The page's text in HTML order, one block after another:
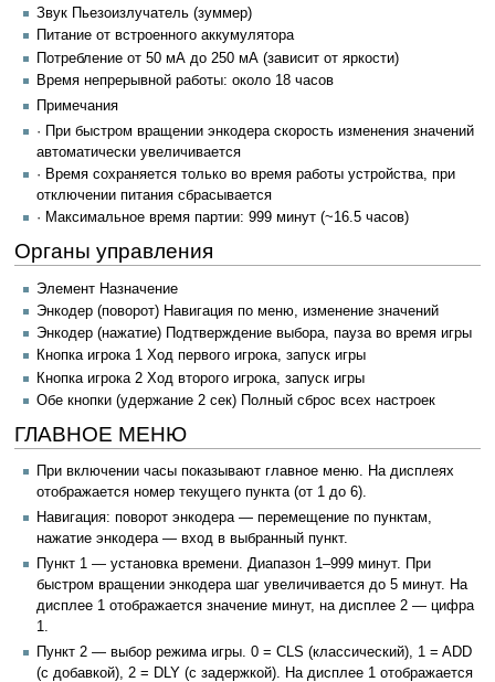
Звук Пьезоизлучатель (зуммер)
Питание от встроенного аккумулятора
Потребление от 50 мА до 250 мА (зависит от яркости)
Время непрерывной работы: около 18 часов
Примечания
· При быстром вращении энкодера скорость изменения значений
автоматически увеличивается
· Время сохраняется только во время работы устройства, при
отключении питания сбрасывается
· Максимальное время партии: 999 минут (~16.5 часов)
Органы управления
Элемент Назначение
Энкодер (поворот) Навигация по меню, изменение значений
Энкодер (нажатие) Подтверждение выбора, пауза во время игры
Кнопка игрока 1 Ход первого игрока, запуск игры
Кнопка игрока 2 Ход второго игрока, запуск игры
Обе кнопки (удержание 2 сек) Полный сброс всех настроек
ГЛАВНОЕ МЕНЮ
При включении часы показывают главное меню. На дисплеях
отображается номер текущего пункта (от 1 до 6).
Навигация: поворот энкодера — перемещение по пунктам,
нажатие энкодера — вход в выбранный пункт.
Пункт 1 — установка времени. Диапазон 1–999 минут. При
быстром вращении энкодера шаг увеличивается до 5 минут. На
дисплее 1 отображается значение минут, на дисплее 2 — цифра
1.
Пункт 2 — выбор режима игры. 0 = CLS (классический), 1 = ADD
(с добавкой), 2 = DLY (с задержкой). На дисплее 1 отображается